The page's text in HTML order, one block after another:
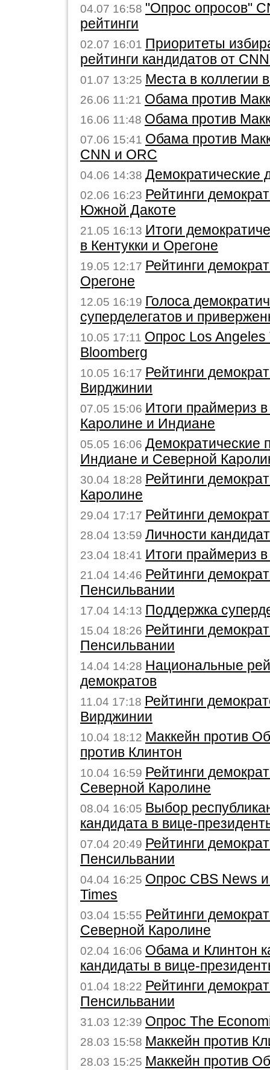
04.07 16:58 "Опрос опросов"
рейтинги
02.07 16:01 Приоритеты
рейтинги кандидатов от
01.07 13:25 Места в коллегии
26.06 11:21 Обама против
16.06 11:48 Обама против
07.06 15:41 Обама против
CNN и ORC
04.06 14:38 Демократические
02.06 16:23 Рейтинги
Южной Дакоте
21.05 16:13 Итоги
в Кентукки и Орегоне
19.05 12:17 Рейтинги
Орегоне
12.05 16:19 Голоса
суперделегатов и
10.05 17:11 Опрос Los Angeles
Bloomberg
10.05 16:17 Рейтинги
Вирджинии
07.05 15:06 Итоги праймериз
Каролине и Индиане
05.05 16:06 Демократические
Индиане и Северной
30.04 18:28 Рейтинги
Каролине
29.04 17:17 Рейтинги
28.04 13:59 Личности
23.04 18:41 Итоги праймериз
21.04 14:46 Рейтинги
Пенсильвании
17.04 14:13 Поддержка
15.04 18:26 Рейтинги
Пенсильвании
14.04 14:28 Национальные
демократов
11.04 17:18 Рейтинги
Вирджинии
10.04 18:12 Маккейн против
против Клинтон
10.04 16:59 Рейтинги
Северной Каролине
08.04 16:05 Выбор
кандидата в вице-
07.04 20:49 Рейтинги
Пенсильвании
04.04 16:25 Опрос CBS News
Times
03.04 15:55 Рейтинги
Северной Каролине
02.04 16:06 Обама и Клинтон
кандидаты в вице-
01.04 18:22 Рейтинги
Пенсильвании
31.03 12:39 Опрос The
28.03 15:58 Маккейн против
28.03 15:25 Маккейн против